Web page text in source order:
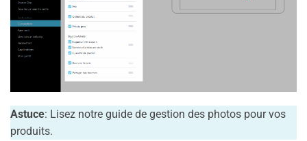
Astuce: Lisez notre guide de gestion des photos pour vos
produits.